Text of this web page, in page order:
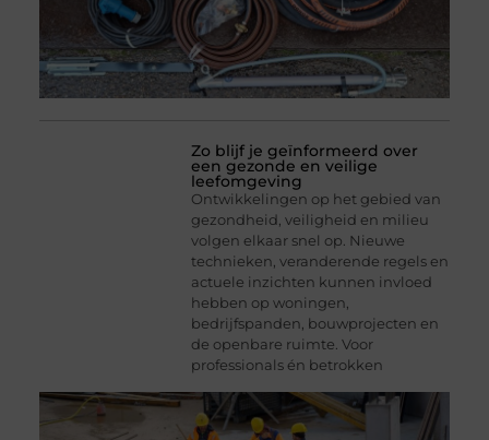
Zo blijf je geïnformeerd over
een gezonde en veilige
leefomgeving
Ontwikkelingen op het gebied van
gezondheid, veiligheid en milieu
volgen elkaar snel op. Nieuwe
technieken, veranderende regels en
actuele inzichten kunnen invloed
hebben op woningen,
bedrijfspanden, bouwprojecten en
de openbare ruimte. Voor
professionals én betrokken